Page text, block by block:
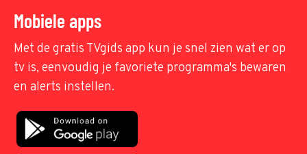
Mobiele apps
Met de gratis TVgids app kun je snel zien wat er op
tv is, eenvoudig je favoriete programma's bewaren
en alerts instellen.